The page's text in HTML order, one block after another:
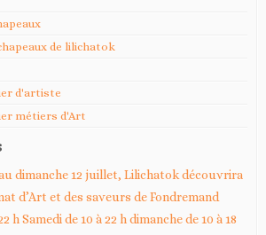
de lilichatok
d'artiste
métiers d'Art
dimanche 12 juillet, Lilichatok découvrira
d’Art et des saveurs de Fondremand
h Samedi de 10 à 22 h dimanche de 10 à 18